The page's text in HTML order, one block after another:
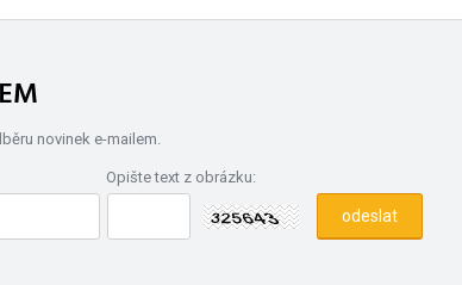
novinek e-mailem.
Opište text z obrázku: